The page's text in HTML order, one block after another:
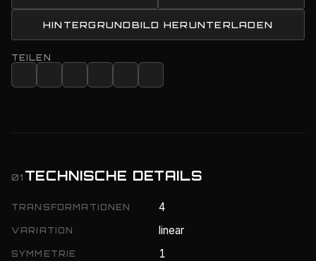
HINTERGRUNDBILD HERUNTERLADEN
TEILEN
01 TECHNISCHE DETAILS
TRANSFORMATIONEN 4
VARIATION linear
SYMMETRIE 1